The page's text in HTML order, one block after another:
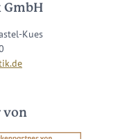
Kues
von